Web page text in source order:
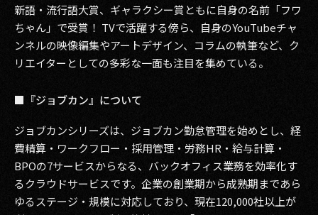
新語・流行語大賞、ギャラクシー賞ともに自身の名前「フワ
ちゃん」で受賞！ TVで活躍する傍ら、自身のYouTubeチャ
ンネルの映像編集やアートデザイン、コラムの執筆など、ク
リエイターとしての多彩な一面も注目を集めている。
■『ジョブカン』について
ジョブカンシリーズは、ジョブカン勤怠管理を始めとし、経
費精算・ワークフロー・採用管理・労務HR・給与計算・
BPOの7サービスからなる、バックオフィス業務を効率化す
るクラウドサービスです。企業の創業期から成熟期まであら
ゆるステージ・規模に対応しており、現在120,000社以上が